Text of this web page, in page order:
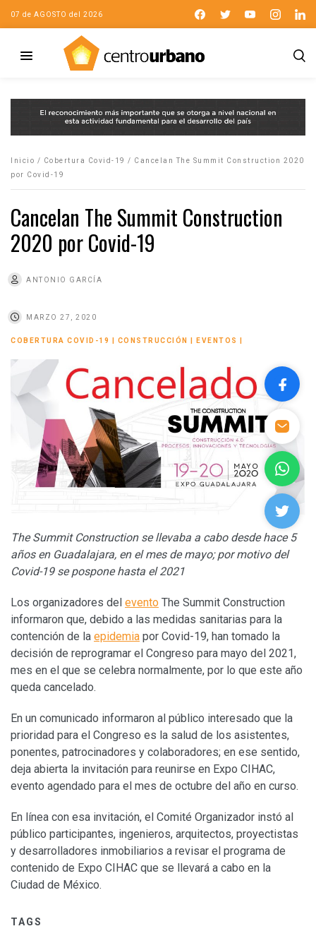
07 de AGOSTO del 2026
Inicio / Cobertura Covid-19 / Cancelan The Summit Construction 2020
por Covid-19
Cancelan The Summit Construction
2020 por Covid-19
ANTONIO GARCÍA
MARZO 27, 2020
COBERTURA COVID-19 CONSTRUCCIÓN EVENTOS
The Summit Construction se llevaba a cabo desde hace 5
años en Guadalajara, en el mes de mayo; por motivo del
Covid-19 se pospone hasta el 2021
Los organizadores del evento The Summit Construction
informaron que, debido a las medidas sanitarias para la
contención de la epidemia por Covid-19, han tomado la
decisión de reprogramar el Congreso para mayo del 2021,
mes en el que se celebra normalmente, por lo que este año
queda cancelado.
En un comunicado informaron al público interesado que la
prioridad para el Congreso es la salud de los asistentes,
ponentes, patrocinadores y colaboradores; en ese sentido,
deja abierta la invitación para reunirse en Expo CIHAC,
evento agendado para el mes de octubre del año en curso.
En línea con esa invitación, el Comité Organizador instó al
público participantes, ingenieros, arquitectos, proyectistas
y desarrolladores inmobiliarios a revisar el programa de
contenido de Expo CIHAC que se llevará a cabo en la
Ciudad de México.
TAGS